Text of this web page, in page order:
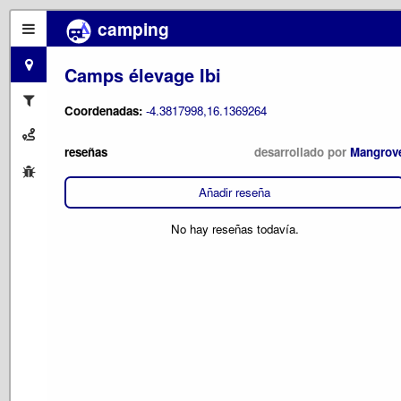
camping
Camps élevage Ibi
Coordenadas: -4.3817998,16.1369264
reseñas desarrollado por
Añadir reseña
No hay reseñas todavía.